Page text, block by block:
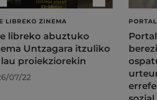
LIBREKO ZINEMA
libreko abuztuko
Untzagara itzuliko
proiekziorekin
07/22